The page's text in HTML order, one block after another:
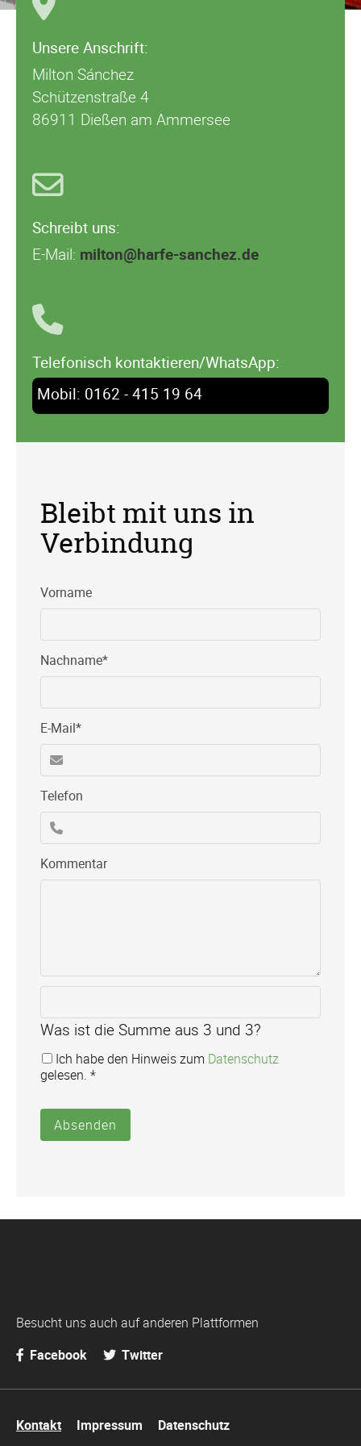
Unsere Anschrift:
Milton Sánchez
Schützenstraße 4
86911 Dießen am Ammersee
Schreibt uns:
E-Mail: milton@harfe-sanchez.de
Telefonisch kontaktieren/WhatsApp:
Mobil: 0162 - 415 19 64
Bleibt mit uns in
Verbindung
Vorname
Pflichtfeld
Nachname*
Pflichtfeld
E-Mail*
Telefon
Kommentar
Was ist die Summe aus 3 und 3?
Ich habe den Hinweis zum Datenschutz
gelesen. *
Absenden
Besucht uns auch auf anderen Plattformen
Facebook
Twitter
überspringen
Kontakt Impressum Datenschutz